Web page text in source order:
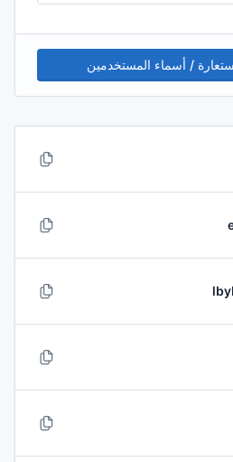
/ أسماء المستخدمين